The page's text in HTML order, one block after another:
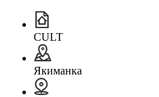
CULT
Якиманка